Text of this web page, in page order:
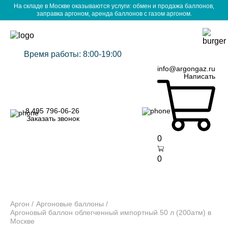
На складе в Москве оказываются услуги: обмен и продажа баллонов,
заправка аргоном, аренда баллонов с газом аргоном.
Время работы: 8:00-19:00
8 495 796-06-26
Заказать звонок
info@argongaz.ru
Написать
0
0
Аргон
Аргоновые баллоны
Аргоновый баллон облегченный импортный 50 л (200атм) в
Москве